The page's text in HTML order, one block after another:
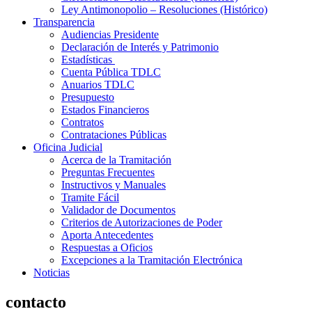
Ley Antimonopolio – Resoluciones (Histórico)
Transparencia
Audiencias Presidente
Declaración de Interés y Patrimonio
Estadísticas
Cuenta Pública TDLC
Anuarios TDLC
Presupuesto
Estados Financieros
Contratos
Contrataciones Públicas
Oficina Judicial
Acerca de la Tramitación
Preguntas Frecuentes
Instructivos y Manuales
Tramite Fácil
Validador de Documentos
Criterios de Autorizaciones de Poder
Aporta Antecedentes
Respuestas a Oficios
Excepciones a la Tramitación Electrónica
Noticias
contacto